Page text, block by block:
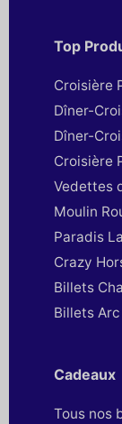
Top
Croisière
Dîner-
Dîner-
Croisière
Vedettes
Moulin
Paradis
Crazy
Billets
Billets
Cadeaux
Tous nos